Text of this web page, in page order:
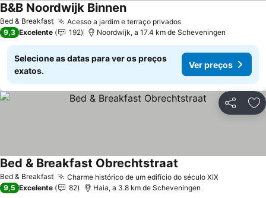
Bed & Breakfast Acesso a jardim e terraço privadosVer preços
B&B Noordwijk BinnenVer preços
9,3 Excelente 192 Noordwijk, a 17.4 km de Scheveningen
Selecione as datas para ver os preços
exatos.
Ver preços
Partilhar
Bed & Breakfast Charme histórico de um edifício do século XIXVer preços
Bed & Breakfast Obrechtstraat
9,5 Excelente 82 Haia, a 3.8 km de Scheveningen